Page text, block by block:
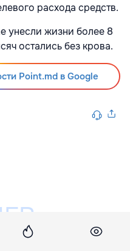
расхода средств.
унесли жизни более 8
остались без крова.
Point.md в Google